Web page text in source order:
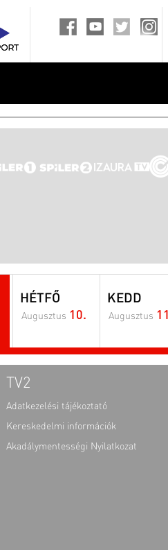
HÉTFŐ
Augusztus 10.
KEDD
Augusztus
TV2
Adatkezelési tájékoztató
Kereskedelmi információk
Akadálymentességi Nyilatkozat